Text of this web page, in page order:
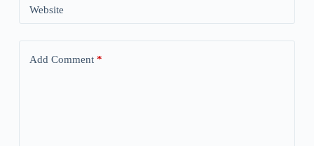
Website
Add Comment*